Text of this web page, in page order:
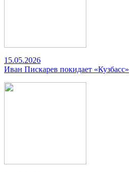
15.05.2026
Иван Пискарев покидает «Кузбасс»